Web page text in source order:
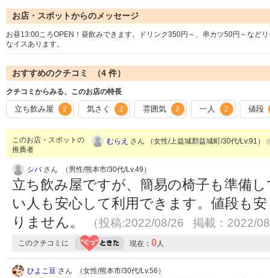
お店・スポットからのメッセージ
お昼13:00ころOPEN！昼飲みできます。ドリンク350円～、串カツ50円～など
なイスあります。
おすすめのクチコミ （4 件）
クチコミからみる、このお店の特長
立ち飲み屋 2 気さく 2 雰囲気 2 一人 2 値段
このお店・スポットの
推薦者
むらえ さん （女性/上益城郡益城町/30代/Lv.91） (
シバさん （男性/熊本市/30代/Lv.49）
立ち飲み屋ですが、簡易の椅子も準備
い人も安心して利用できます。値段も
りません。
（投稿:2022/08/26 掲載：2022/
このクチコミに 現在： 0 人
ひよこ豆 さん （女性/熊本市/30代/Lv.56）